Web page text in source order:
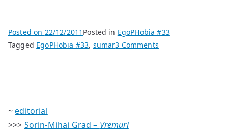
Posted on 22/12/2011 Posted in EgoPHobia #33
Tagged EgoPHobia #33, sumar3 Commentson
~editorial
>>> Sorin-Mihai Grad – Vremuri